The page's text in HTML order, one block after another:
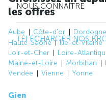
NOUS CONNAÎTRE
TÉLÉCHARGER NOS
les offres
Aube Côte-d'or Dordogne
Haute-Saône
Ille-et-Vilaine
Loir-et-Cher
Loire-
Maine-et-Loire
Morbihan
Vendée
Vienne Yonne
Gien